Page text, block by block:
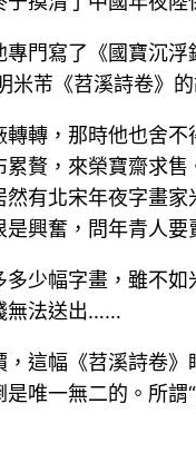
門寫了《國寶沉
芾《苕溪詩卷》的
轉，那時他也舍
贅，來榮寶齋求
有北宋年夜字畫
興奮，問年青人
少幅字畫，雖不如
無法送出……
這幅《苕溪詩卷
唯一無二的。所謂